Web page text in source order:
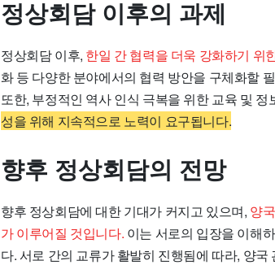
정상회담 이후의 과제
정상회담 이후, 한일 간 협력을 더욱 강화하기 위
화 등 다양한 분야에서의 협력 방안을 구체화할
또한, 부정적인 역사 인식 극복을 위한 교육 및
성을 위해 지속적으로 노력이 요구됩니다.
향후 정상회담의 전망
향후 정상회담에 대한 기대가 커지고 있으며, 양
가 이루어질 것입니다. 이는 서로의 입장을 이해
다. 서로 간의 교류가 활발히 진행됨에 따라, 양